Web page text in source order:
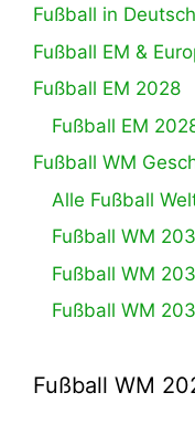
Fußball in
Fußball EM &
Fußball EM 2028
Fußball EM
Fußball WM
Alle Fußball
Fußball WM
Fußball WM
Fußball WM
Fußball WM